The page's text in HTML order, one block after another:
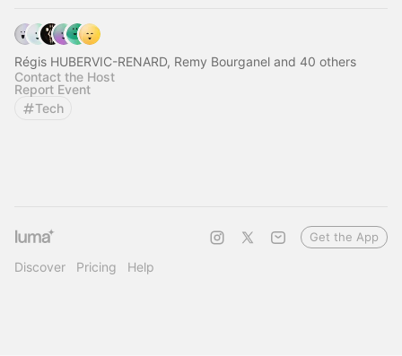
Régis HUBERVIC-RENARD, Remy Bourganel and 40 others
Contact the Host
Report Event
Tech
Discover Pricing Help
Get the App